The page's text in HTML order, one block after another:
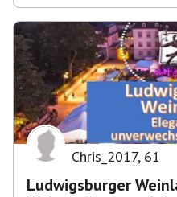
Chris_2017, 61
Ludwigsburger